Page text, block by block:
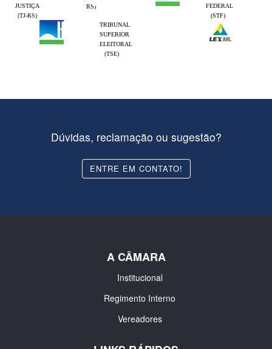
RS)
JUSTIÇA
(TJ-RS)
FEDERAL
(STF)
TRIBUNAL
SUPERIOR
ELEITORAL
(TSE)
Dúvidas, reclamação ou sugestão?
ENTRE EM CONTATO!
A CÂMARA
Institucional
Regimento Interno
Vereadores